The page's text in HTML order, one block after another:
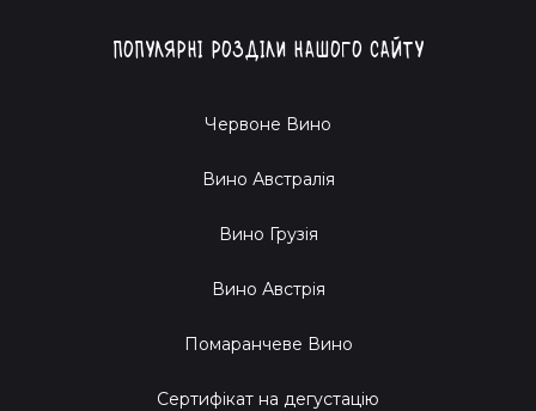
Популярні розділи нашого сайту
Червоне Вино
Вино Австралія
Вино Грузія
Вино Австрія
Помаранчеве Вино
Cертифікат на дегустацію